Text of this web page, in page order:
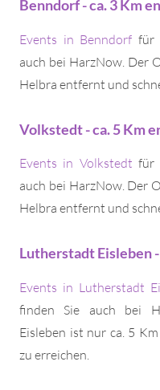
Benndorf - ca. 3 Km
Events in Benndorf für
auch bei HarzNow. Der
Helbra entfernt und
Volkstedt - ca. 5 Km
Events in Volkstedt für
auch bei HarzNow. Der
Helbra entfernt und
Lutherstadt Eisleben
Events in Lutherstadt
finden Sie auch bei
Eisleben ist nur ca. 5
zu erreichen.